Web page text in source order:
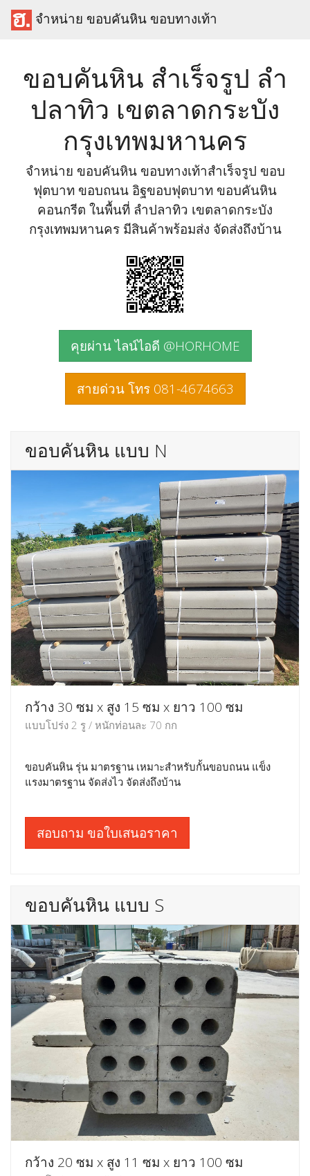
จำหน่าย ขอบคันหิน ขอบทางเท้า
ขอบคันหิน สำเร็จรูป ลำ
ปลาทิว เขตลาดกระบัง
กรุงเทพมหานคร
จำหน่าย ขอบคันหิน ขอบทางเท้าสำเร็จรูป ขอบ
ฟุตบาท ขอบถนน อิฐขอบฟุตบาท ขอบคันหิน
คอนกรีต ในพื้นที่ ลำปลาทิว เขตลาดกระบัง
กรุงเทพมหานคร มีสินค้าพร้อมส่ง จัดส่งถึงบ้าน
คุยผ่าน ไลน์ไอดี @HORHOME
สายด่วน โทร 081-4674663
ขอบคันหิน แบบ N
กว้าง 30 ซม x สูง 15 ซม x ยาว 100 ซม
แบบโปร่ง 2 รู / หนักท่อนละ 70 กก
ขอบคันหิน รุ่น มาตรฐาน เหมาะสำหรับกั้นขอบถนน แข็ง
แรงมาตรฐาน จัดส่งไว จัดส่งถึงบ้าน
สอบถาม ขอใบเสนอราคา
ขอบคันหิน แบบ S
กว้าง 20 ซม x สูง 11 ซม x ยาว 100 ซม